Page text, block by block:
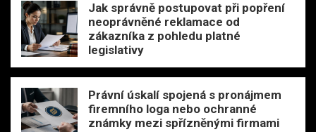
Jak správně postupovat při popření
neoprávněné reklamace od
zákazníka z pohledu platné
legislativy
Právní úskalí spojená s pronájmem
firemního loga nebo ochranné
známky mezi spřízněnými firmami